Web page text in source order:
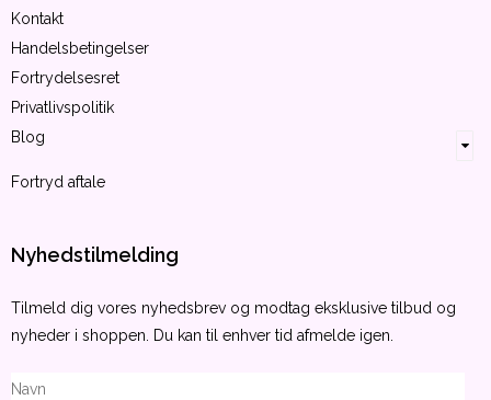
Kontakt
Handelsbetingelser
Fortrydelsesret
Privatlivspolitik
Blog
Fortryd aftale
Nyhedstilmelding
Tilmeld dig vores nyhedsbrev og modtag eksklusive tilbud og
nyheder i shoppen. Du kan til enhver tid afmelde igen.